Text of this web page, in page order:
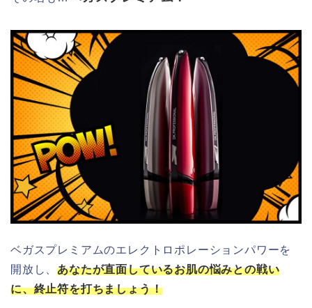
ベガスプレミアムのエレクトロポレーションパワーを
開放し、あなたが直面しているお肌の悩みとの戦い
に、終止符を打ちましょう！